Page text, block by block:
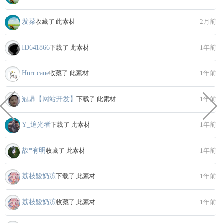
发菜收藏了 此素材 2月前
ID641866下载了 此素材 1年前
Hurricane收藏了 此素材 1年前
冠鼎【网站开发】 下载了 此素材 1年前
Y_追光者下载了 此素材 1年前
故*有明收藏了 此素材 1年前
荔枝酸奶冻下载了 此素材 1年前
荔枝酸奶冻收藏了 此素材 1年前